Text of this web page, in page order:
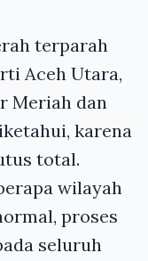
terparah
Aceh Utara,
Meriah dan
karena
total.
wilayah
proses
seluruh